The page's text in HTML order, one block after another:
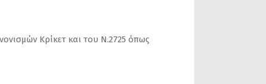
Κρίκετ και του Ν.2725 όπως